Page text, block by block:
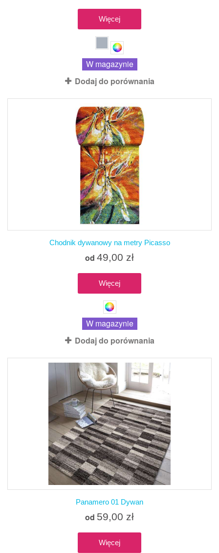
Więcej
W magazynie
Dodaj do porównania
Chodnik dywanowy na metry Picasso
od 49,00 zł
Więcej
W magazynie
Dodaj do porównania
Panamero 01 Dywan
od 59,00 zł
Więcej